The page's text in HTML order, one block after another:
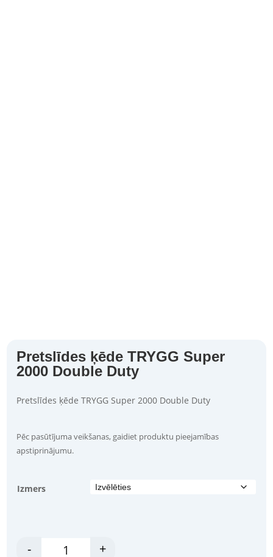
Pretslīdes ķēde TRYGG Super
2000 Double Duty
Pretslīdes ķēde TRYGG Super 2000 Double Duty
Pēc pasūtījuma veikšanas, gaidiet produktu pieejamības
apstiprinājumu.
Izmers
Snow Chain TRYGG Super 2000 Double Duty daudzums
- +